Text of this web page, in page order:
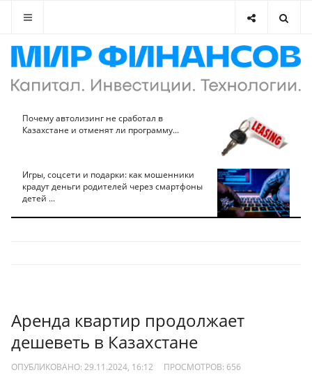
Почему автолизинг не сработал в
Казахстане и отменят ли программу...
Игры, соцсети и подарки: как мошенники
крадут деньги родителей через смартфоны
детей ...
Аренда квартир продолжает
дешеветь в Казахстане
ОПУБЛИКОВАНО: 29.11.2024, 16:12 ПРОСМОТРОВ: 656